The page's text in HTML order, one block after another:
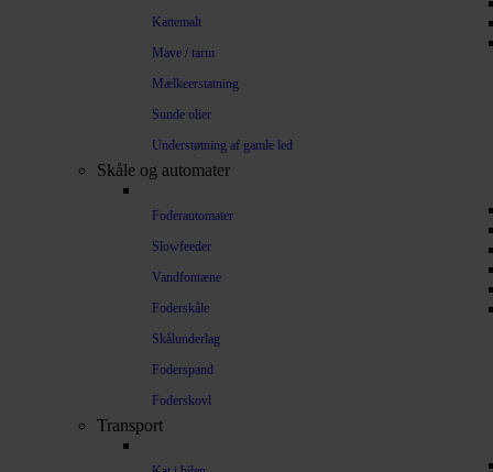
Kattemalt
Mave / tarm
Mælkeerstatning
Sunde olier
Understøtning af gamle led
Skåle og automater
Foderautomater
Slowfeeder
Vandfontæne
Foderskåle
Skålunderlag
Foderspand
Foderskovl
Transport